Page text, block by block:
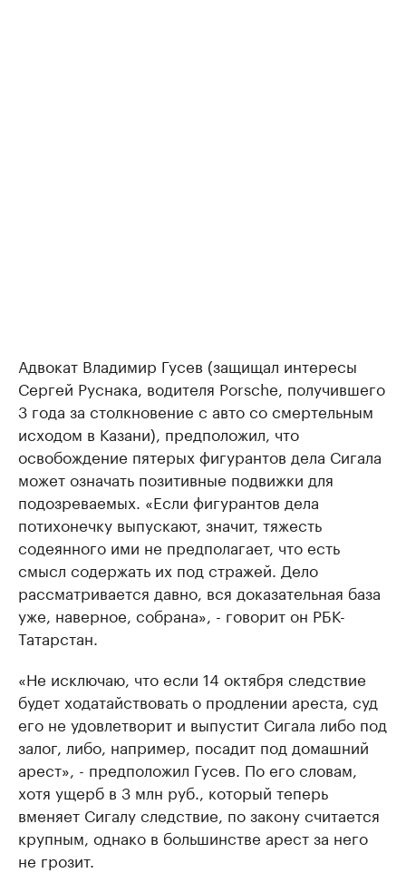
Адвокат Владимир Гусев (защищал интересы
Сергей Руснака, водителя Porsche, получившего
3 года за столкновение с авто со смертельным
исходом в Казани), предположил, что
освобождение пятерых фигурантов дела Сигала
может означать позитивные подвижки для
подозреваемых. «Если фигурантов дела
потихонечку выпускают, значит, тяжесть
содеянного ими не предполагает, что есть
смысл содержать их под стражей. Дело
рассматривается давно, вся доказательная база
уже, наверное, собрана», - говорит он РБК-
Татарстан.
«Не исключаю, что если 14 октября следствие
будет ходатайствовать о продлении ареста, суд
его не удовлетворит и выпустит Сигала либо под
залог, либо, например, посадит под домашний
арест», - предположил Гусев. По его словам,
хотя ущерб в 3 млн руб., который теперь
вменяет Сигалу следствие, по закону считается
крупным, однако в большинстве арест за него
не грозит.